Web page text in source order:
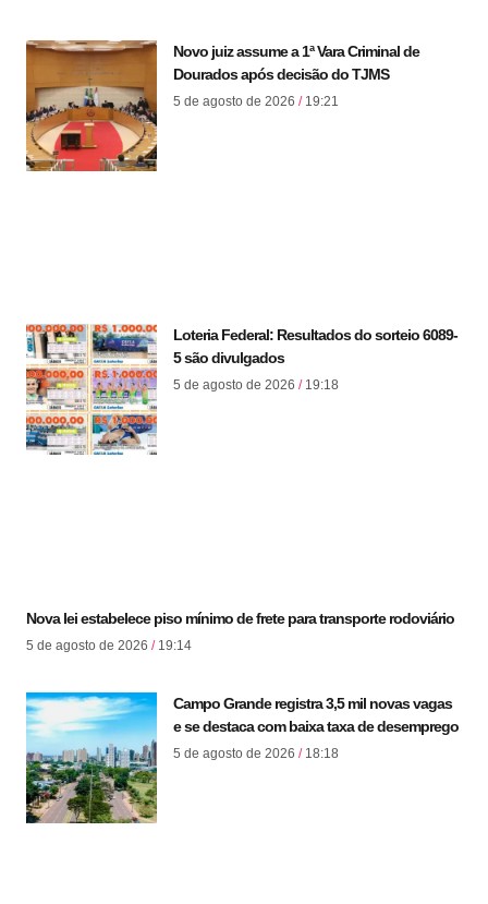
Novo juiz assume a 1ª Vara Criminal de
Dourados após decisão do TJMS
5 de agosto de 2026 19:21
Loteria Federal: Resultados do sorteio 6089-
5 são divulgados
5 de agosto de 2026 19:18
Nova lei estabelece piso mínimo de frete para transporte rodoviário
5 de agosto de 2026 19:14
Campo Grande registra 3,5 mil novas vagas
e se destaca com baixa taxa de desemprego
5 de agosto de 2026 18:18